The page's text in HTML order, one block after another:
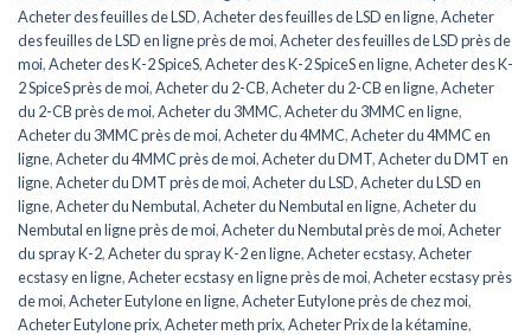
Acheter des feuilles de LSD,Acheter des feuilles de LSD en ligne,Acheter
des feuilles de LSD en ligne près de moi,Acheter des feuilles de LSD près de
moi,Acheter des K-2 SpiceS,Acheter des K-2 SpiceS en ligne,Acheter des K-
2 SpiceS près de moi,Acheter du 2-CB,Acheter du 2-CB en ligne,Acheter
du 2-CB près de moi,Acheter du 3MMC,Acheter du 3MMC en ligne,
Acheter du 3MMC près de moi,Acheter du 4MMC,Acheter du 4MMC en
ligne,Acheter du 4MMC près de moi,Acheter du DMT,Acheter du DMT en
ligne,Acheter du DMT près de moi,Acheter du LSD,Acheter du LSD en
ligne,Acheter du Nembutal,Acheter du Nembutal en ligne,Acheter du
Nembutal en ligne près de moi,Acheter du Nembutal près de moi,Acheter
du spray K-2,Acheter du spray K-2 en ligne,Acheter ecstasy,Acheter
ecstasy en ligne,Acheter ecstasy en ligne près de moi,Acheter ecstasy près
de moi,Acheter Eutylone en ligne,Acheter Eutylone près de chez moi,
Acheter Eutylone prix,Acheter meth prix,Acheter Prix de la kétamine,